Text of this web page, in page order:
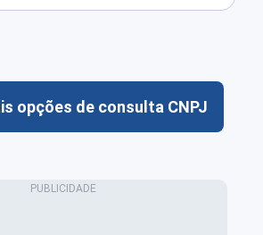
opções de consulta CNPJ